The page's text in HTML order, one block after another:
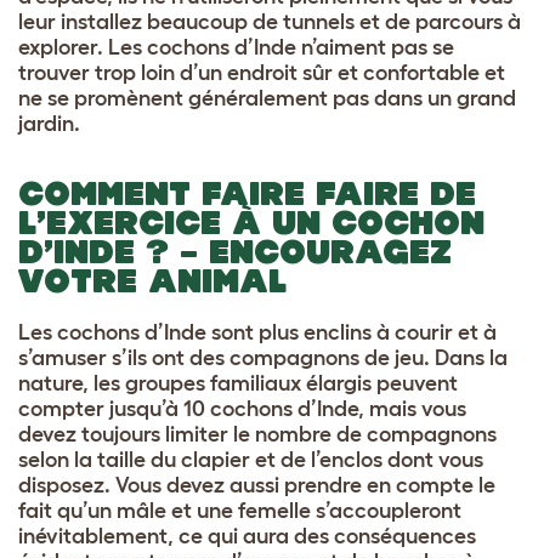
leur installez beaucoup de tunnels et de parcours à
explorer. Les cochons d’Inde n’aiment pas se
trouver trop loin d’un endroit sûr et confortable et
ne se promènent généralement pas dans un grand
jardin.
COMMENT FAIRE FAIRE DE
L’EXERCICE À UN COCHON
D’INDE ? – ENCOURAGEZ
VOTRE ANIMAL
Les cochons d’Inde sont plus enclins à courir et à
s’amuser s’ils ont des compagnons de jeu. Dans la
nature, les groupes familiaux élargis peuvent
compter jusqu’à 10 cochons d’Inde, mais vous
devez toujours limiter le nombre de compagnons
selon la taille du clapier et de l’enclos dont vous
disposez. Vous devez aussi prendre en compte le
fait qu’un mâle et une femelle s’accoupleront
inévitablement, ce qui aura des conséquences